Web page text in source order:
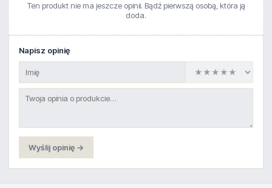
Ten produkt nie ma jeszcze opinii. Bądź pierwszą osobą, która ją
doda.
Napisz opinię
Wyślij opinię →